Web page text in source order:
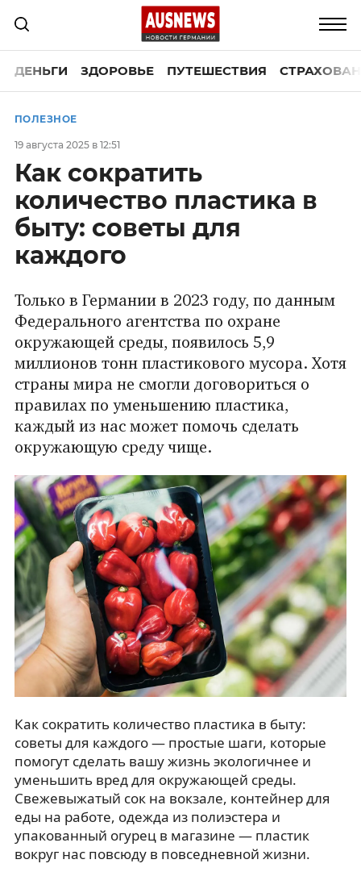
ДЕНЬГИ ЗДОРОВЬЕ ПУТЕШЕСТВИЯ
ПОЛЕЗНОЕ
19 августа 2025 в 12:51
Как сократить
количество пластика в
быту: советы для
каждого
Только в Германии в 2023 году, по данным
Федерального агентства по охране
окружающей среды, появилось 5,9
миллионов тонн пластикового мусора. Хотя
страны мира не смогли договориться о
правилах по уменьшению пластика,
каждый из нас может помочь сделать
окружающую среду чище.
Как сократить количество пластика в быту:
советы для каждого — простые шаги, которые
помогут сделать вашу жизнь экологичнее и
уменьшить вред для окружающей среды.
Свежевыжатый сок на вокзале, контейнер для
еды на работе, одежда из полиэстера и
упакованный огурец в магазине — пластик
вокруг нас повсюду в повседневной жизни.